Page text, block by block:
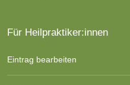
Für Heilpraktiker:innen
Eintrag bearbeiten